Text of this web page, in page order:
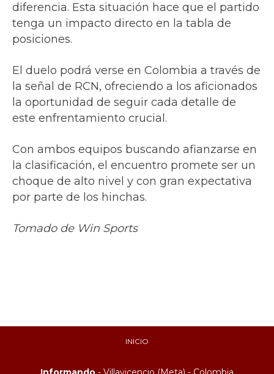
diferencia. Esta situación hace que el partido
tenga un impacto directo en la tabla de
posiciones.
El duelo podrá verse en Colombia a través de
la señal de RCN, ofreciendo a los aficionados
la oportunidad de seguir cada detalle de
este enfrentamiento crucial.
Con ambos equipos buscando afianzarse en
la clasificación, el encuentro promete ser un
choque de alto nivel y con gran expectativa
por parte de los hinchas.
Tomado de Win Sports
INICIO